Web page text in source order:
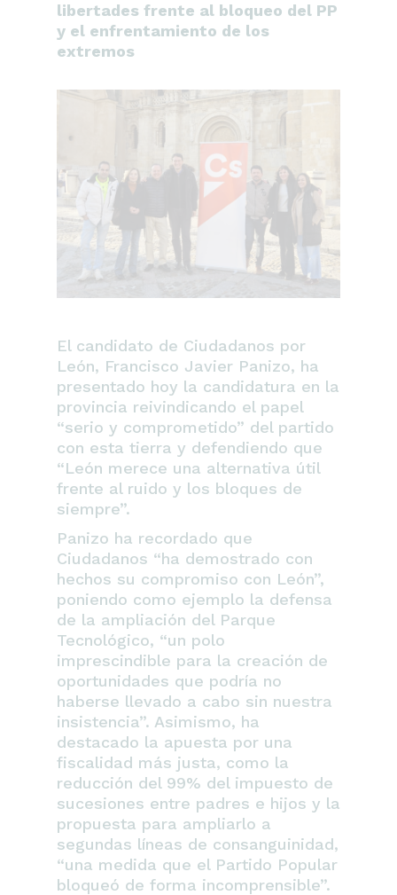
libertades frente al bloqueo del PP
y el enfrentamiento de los
extremos
El candidato de Ciudadanos por
León, Francisco Javier Panizo, ha
presentado hoy la candidatura en la
provincia reivindicando el papel
“serio y comprometido” del partido
con esta tierra y defendiendo que
“León merece una alternativa útil
frente al ruido y los bloques de
siempre”.
Panizo ha recordado que
Ciudadanos “ha demostrado con
hechos su compromiso con León”,
poniendo como ejemplo la defensa
de la ampliación del Parque
Tecnológico, “un polo
imprescindible para la creación de
oportunidades que podría no
haberse llevado a cabo sin nuestra
insistencia”. Asimismo, ha
destacado la apuesta por una
fiscalidad más justa, como la
reducción del 99% del impuesto de
sucesiones entre padres e hijos y la
propuesta para ampliarlo a
segundas líneas de consanguinidad,
“una medida que el Partido Popular
bloqueó de forma incomprensible”.